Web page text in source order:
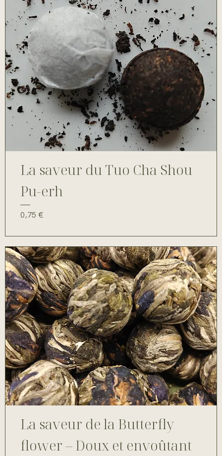
La saveur du Tuo Cha Shou
Pu-erh
Prix
0,75 €
La saveur de la Butterfly
flower – Doux et envoûtant